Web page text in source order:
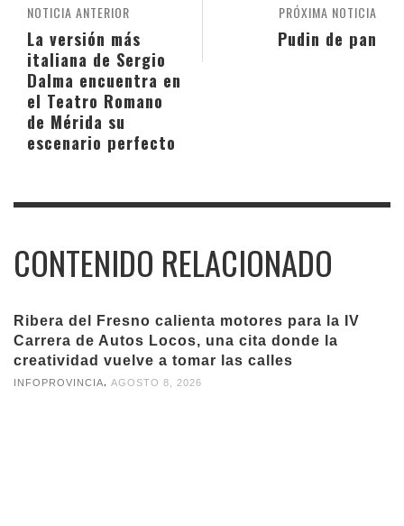
PRÓXIMA NOTICIA
Pudin de pan
NOTICIA ANTERIOR
La versión más
italiana de Sergio
Dalma encuentra en
el Teatro Romano
de Mérida su
escenario perfecto
CONTENIDO RELACIONADO
Ribera del Fresno calienta motores para la IV
Carrera de Autos Locos, una cita donde la
creatividad vuelve a tomar las calles
INFOPROVINCIA AGOSTO 8, 2026